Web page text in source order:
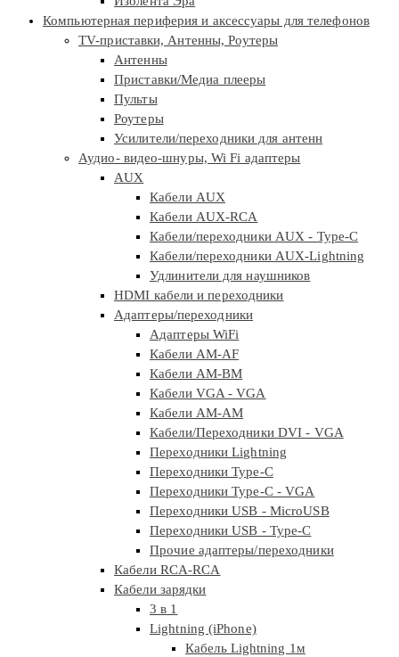
Компьютерная периферия и аксессуары для телефонов
TV-приставки, Антенны, Роутеры
Антенны
Приставки/Медиа плееры
Пульты
Роутеры
Усилители/переходники для антенн
Аудио- видео-шнуры, Wi Fi адаптеры
AUX
Кабели AUX
Кабели AUX-RCA
Кабели/переходники AUX - Type-C
Кабели/переходники AUX-Lightning
Удлинители для наушников
HDMI кабели и переходники
Адаптеры/переходники
Адаптеры WiFi
Кабели AM-AF
Кабели AM-BM
Кабели VGA - VGA
Кабели АМ-АМ
Кабели/Переходники DVI - VGA
Переходники Lightning
Переходники Type-C
Переходники Type-C - VGA
Переходники USB - MicroUSB
Переходники USB - Type-C
Прочие адаптеры/переходники
Кабели RCA-RCA
Кабели зарядки
3 в 1
Lightning (iPhone)
Кабель Lightning 1м